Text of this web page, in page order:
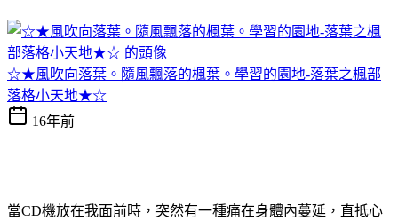
☆★風吹向落葉。隨風飄落的楓葉。學習的園地-落葉之楓部
落格小天地★☆
16年前
當CD機放在我面前時，突然有一種痛在身體內蔓延，直抵心